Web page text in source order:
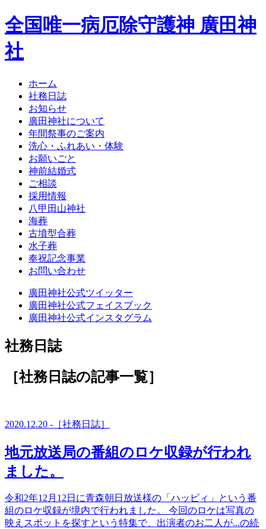
全国唯一病厄除守護神 廣田神
社
ホーム
社務日誌
お知らせ
廣田神社について
年間祭事のご案内
洗心・ふれあい・体験
お願いごと
神前結婚式
ご相談
採用情報
八甲田山神社
海葬
古墳型合葬
水子葬
奉祝記念事業
お問い合わせ
廣田神社公式ツイッター
廣田神社公式フェイスブック
廣田神社公式インスタグラム
社務日誌
［社務日誌の記事一覧］
2020.12.20 -［社務日誌］
地元放送局の番組のロケ収録が行われ
ました。
令和2年12月12日に青森朝日放送様の「ハッピィ」という番
組のロケ収録が境内で行われました。 今回のロケは写真の
映えスポットを探すという特集で、出演者のお二人が...の続